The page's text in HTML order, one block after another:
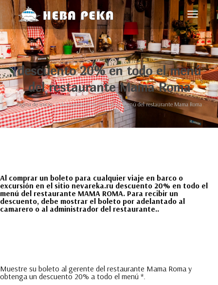
Cambiar
descuento 20% en todo el menú
del restaurante Mama Roma
Página de inicio descuento 20% en todo el menú del restaurante Mama Roma
Al comprar un boleto para cualquier viaje en barco o
excursión en el sitio nevareka.ru descuento 20% en todo el
menú del restaurante MAMA ROMA. Para recibir un
descuento, debe mostrar el boleto por adelantado al
camarero o al administrador del restaurante..
Muestre su boleto al gerente del restaurante Mama Roma y
obtenga un descuento 20% a todo el menú *.